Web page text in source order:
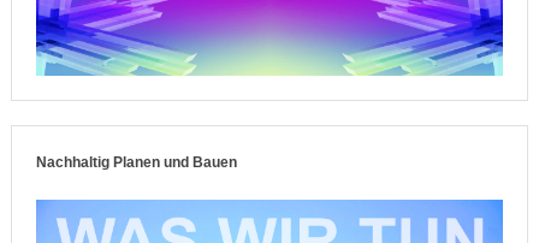
Nachhaltig Planen und Bauen